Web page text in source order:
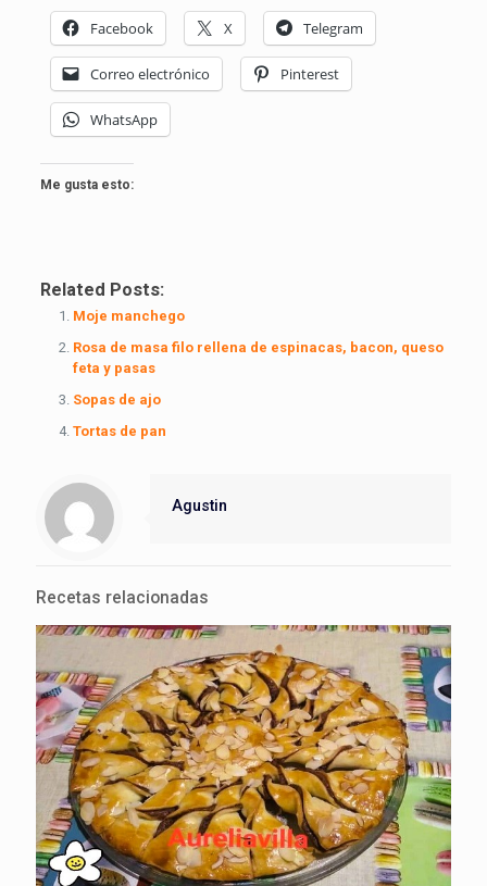
Facebook X Telegram
Correo electrónico Pinterest
WhatsApp
Me gusta esto:
Related Posts:
Moje manchego
Rosa de masa filo rellena de espinacas, bacon, queso
feta y pasas
Sopas de ajo
Tortas de pan
Agustin
Recetas relacionadas